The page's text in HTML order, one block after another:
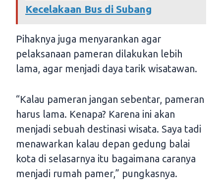
Kecelakaan Bus di Subang
Pihaknya juga menyarankan agar
pelaksanaan pameran dilakukan lebih
lama, agar menjadi daya tarik wisatawan.
“Kalau pameran jangan sebentar, pameran
harus lama. Kenapa? Karena ini akan
menjadi sebuah destinasi wisata. Saya tadi
menawarkan kalau depan gedung balai
kota di selasarnya itu bagaimana caranya
menjadi rumah pamer,” pungkasnya.